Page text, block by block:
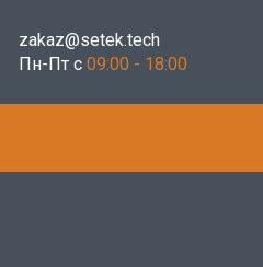
zakaz@setek.tech
Пн-Пт с 09:00 - 18:00